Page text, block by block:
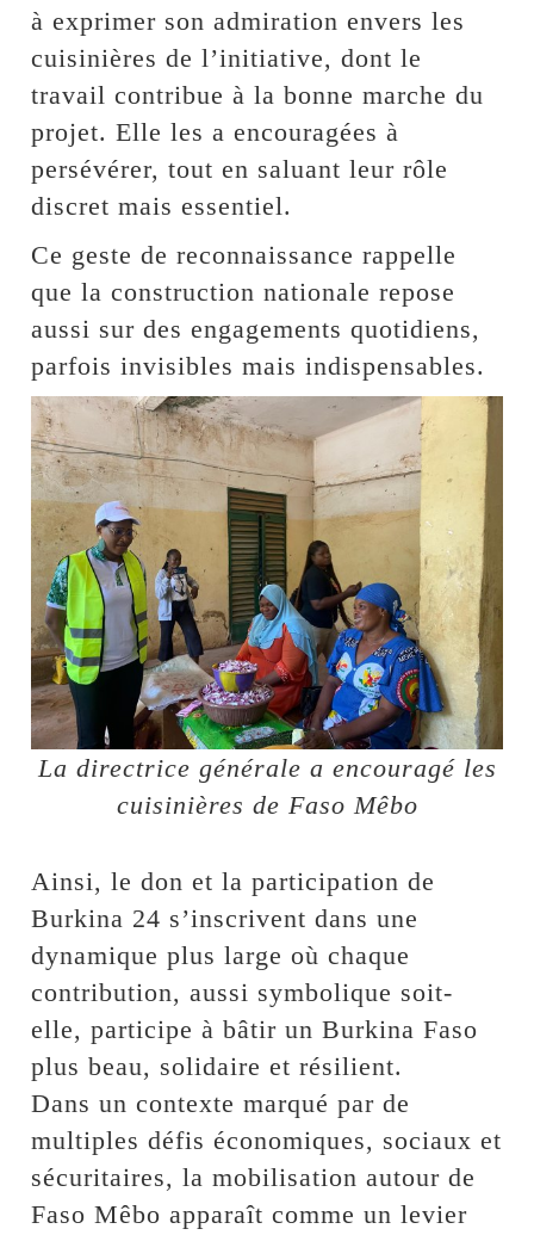
à exprimer son admiration envers les
cuisinières de l’initiative, dont le
travail contribue à la bonne marche du
projet. Elle les a encouragées à
persévérer, tout en saluant leur rôle
discret mais essentiel.
Ce geste de reconnaissance rappelle
que la construction nationale repose
aussi sur des engagements quotidiens,
parfois invisibles mais indispensables.
La directrice générale a encouragé les
cuisinières de Faso Mêbo
Ainsi, le don et la participation de
Burkina 24 s’inscrivent dans une
dynamique plus large où chaque
contribution, aussi symbolique soit-
elle, participe à bâtir un Burkina Faso
plus beau, solidaire et résilient.
Dans un contexte marqué par de
multiples défis économiques, sociaux et
sécuritaires, la mobilisation autour de
Faso Mêbo apparaît comme un levier